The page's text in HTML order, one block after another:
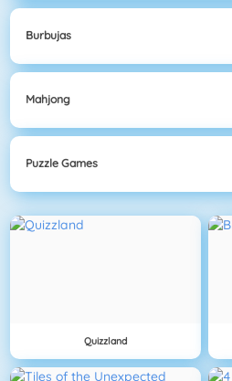
Burbujas
Mahjong
Puzzle Games
Quizzland